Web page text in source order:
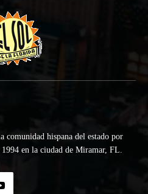
hispana del estado por
1994 en la ciudad de Miramar, FL.